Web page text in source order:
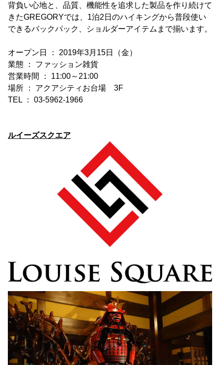
背負い心地と、品質、機能性を追求した製品を作り続けて
きたGREGORYでは、1泊2日のハイキングから普段使い
できるバックパック、ショルダーアイテムまで揃います。
オープン日 ： 2019年3月15日（金）
業態 ： ファッション雑貨
営業時間 ： 11:00～21:00
場所 ： アクアシティお台場 3F
TEL ： 03-5962-1966
ルイーズスクエア